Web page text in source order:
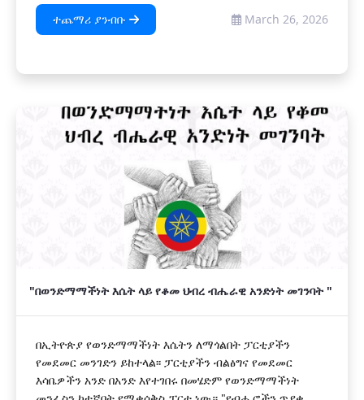
ተጨማሪ ያንብቡ March 26, 2026
"በወንድማማችነት እሴት ላይ የቆመ ህብረ ብሔራዊ አንድነት መገንባት "
በኢትዮጵያ የወንድማማችነት እሴትን ለማጎልበት ፓርቲያችን
የመደመር መንገድን ይከተላል፡፡ ፓርቲያችን ብልፅግና የመደመር
እሳቤዎችን አንድ በአንድ እየተገበሩ በመሄድም የወንድማማችነት